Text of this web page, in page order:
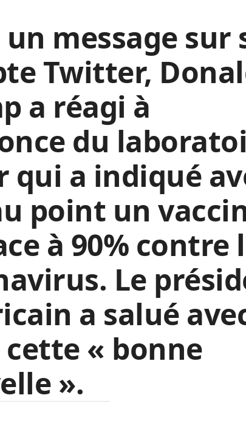
un message sur
Twitter,
a réagi à
du
qui a indiqué
point un
à 90% contre
Le
a salué
« bonne
».